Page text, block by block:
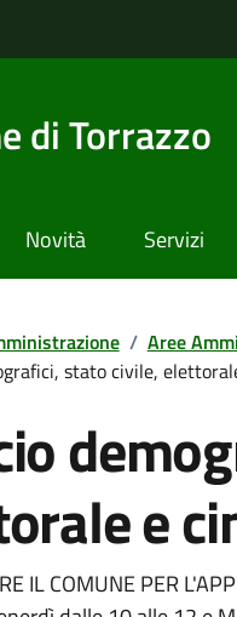
di Torrazzo
Novità Servizi
/ Aree
stato civile,
e
IL COMUNE PER